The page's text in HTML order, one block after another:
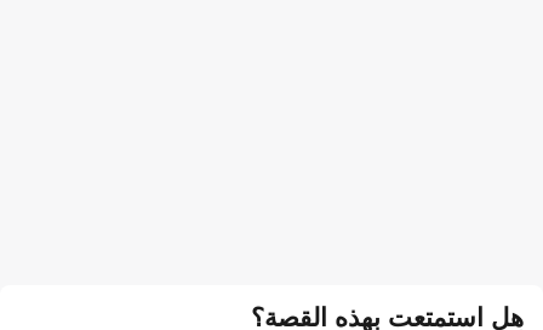
هل استمتعت بهذه القصة؟